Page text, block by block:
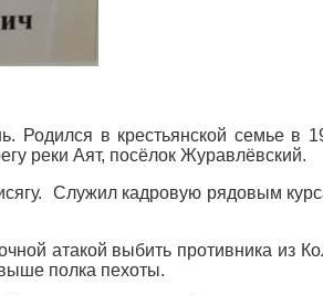
Родился в крестьянской семье в
реки Аят, посёлок Журавлёвский.
Служил кадровую рядовым
атакой выбить противника из
полка пехоты.